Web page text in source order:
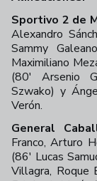
Sportivo 2 de
Alexandro
Sammy
Maximiliano
(80' Arsenio
Szwako) y
Verón.
General
Franco, Arturo
(86' Lucas
Villagra, Roque